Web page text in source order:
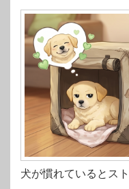
犬が慣れているとス